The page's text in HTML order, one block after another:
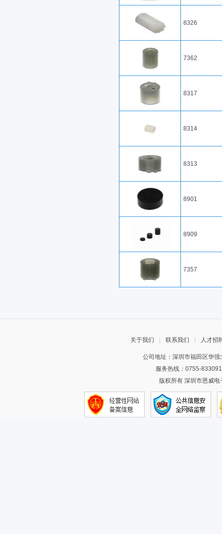
8326
7362
8317
8314
8313
8901
8909
7357
关于我们 联系我们 人才招
公司地址：深圳市福田区华
服务热线：0755-
版权所有 深圳市恩威